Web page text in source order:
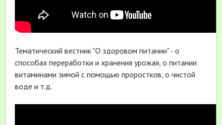
Тематический вестник "О здоровом питании" - о
способах переработки и хранения урожая, о питании
витаминами зимой с помощью проростков, о чистой
воде и т.д.